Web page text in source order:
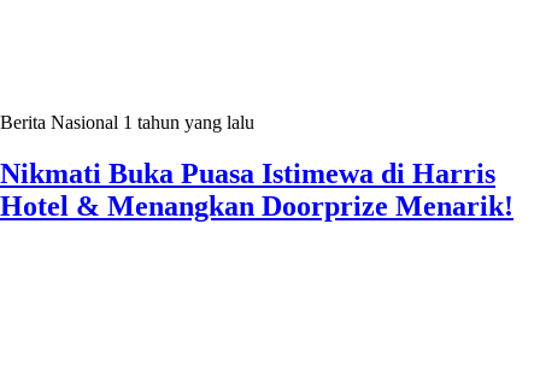
Berita Nasional 1 tahun yang lalu
Nikmati Buka Puasa Istimewa di Harris
Hotel & Menangkan Doorprize Menarik!